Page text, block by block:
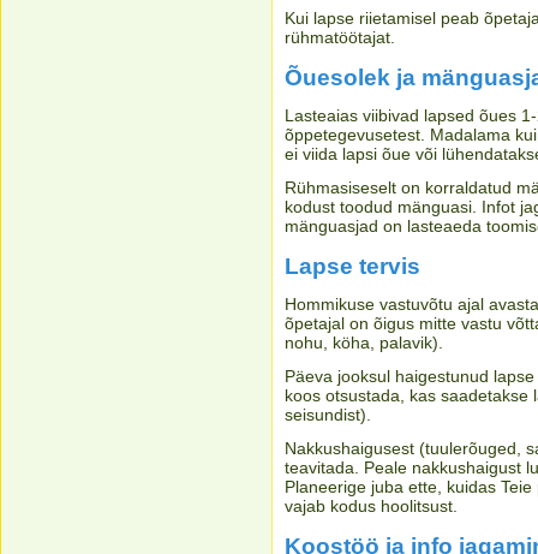
Kui lapse riietamisel peab
rühmatöötajat.
Õuesolek ja
Lasteaias viibivad lapsed õues
õppetegevusetest. Madalama
ei viida lapsi õue või
Rühmasiseselt on korraldatud
kodust toodud mänguasi. Infot
mänguasjad on lasteaeda
Lapse tervis
Hommikuse vastuvõtu ajal
õpetajal on õigus mitte vastu
nohu, köha, palavik).
Päeva jooksul haigestunud
koos otsustada, kas saadetakse
seisundist).
Nakkushaigusest (tuulerõuged,
teavitada. Peale nakkushaigust
Planeerige juba ette, kuidas
vajab kodus hoolitsust.
Koostöö ja info